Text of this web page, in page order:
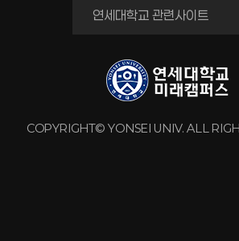
COPYRIGHT© YONSEI UNIV. ALL
연세대학교 관련사이트
미래평생교육원
연구실 안전관리시스템
세브란스병원
강남세브란스병원